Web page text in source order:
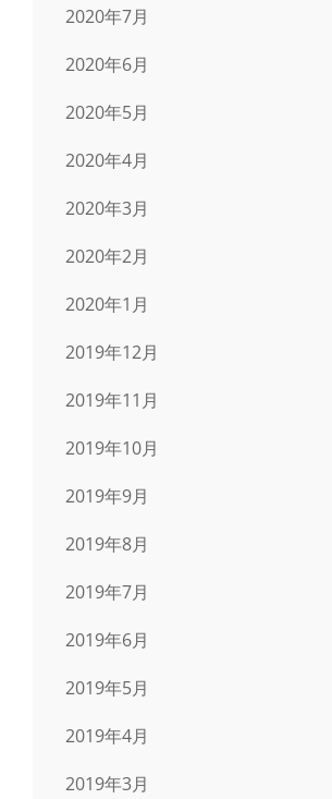
2020年7月
2020年6月
2020年5月
2020年4月
2020年3月
2020年2月
2020年1月
2019年12月
2019年11月
2019年10月
2019年9月
2019年8月
2019年7月
2019年6月
2019年5月
2019年4月
2019年3月